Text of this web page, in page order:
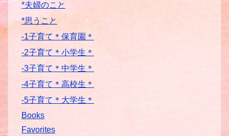
*夫婦のこと
*思うこと
-1子育て＊保育園＊
-2子育て＊小学生＊
-3子育て＊中学生＊
-4子育て＊高校生＊
-5子育て＊大学生＊
Books
Favorites